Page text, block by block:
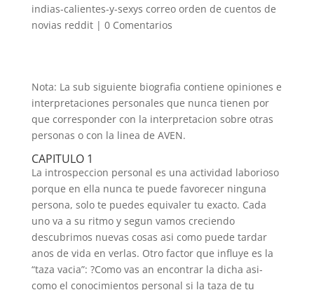
indias-calientes-y-sexys correo orden de cuentos de
novias reddit| 0 Comentarios
Nota: La sub siguiente biografia contiene opiniones e
interpretaciones personales que nunca tienen por
que corresponder con la interpretacion sobre otras
personas o con la linea de AVEN.
CAPITULO 1
La introspeccion personal es una actividad laborioso
porque en ella nunca te puede favorecer ninguna
persona, solo te puedes equivaler tu exacto. Cada
uno va a su ritmo y segun vamos creciendo
descubrimos nuevas cosas asi­ como puede tardar
anos de vida en verlas. Otro factor que influye es la
“taza vacia”: ?Como vas an encontrar la dicha asi­
como el conocimientos personal si la taza de tu